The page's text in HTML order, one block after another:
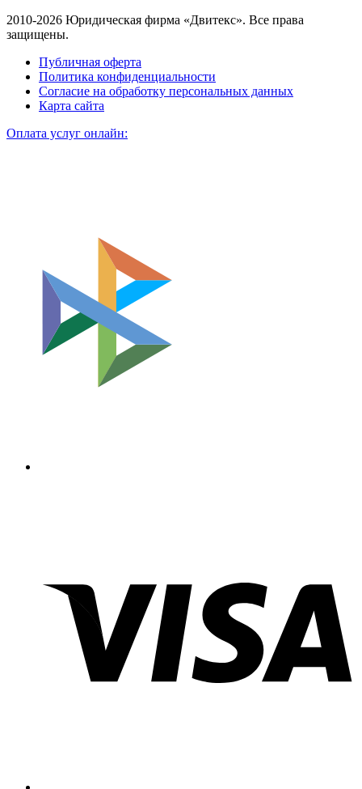
2010-2026 Юридическая фирма «Двитекс». Все права
защищены.
Публичная оферта
Политика конфиденциальности
Согласие на обработку персональных данных
Карта сайта
Оплата услуг онлайн: